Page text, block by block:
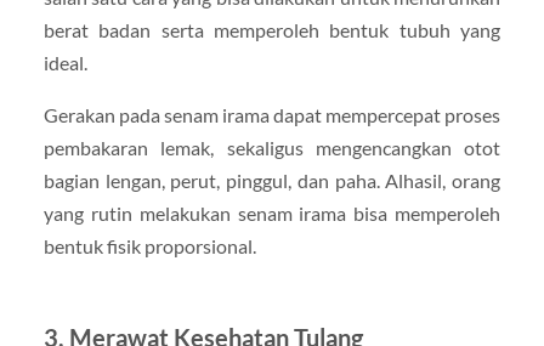
berat badan serta memperoleh bentuk tubuh yang
ideal.
Gerakan pada senam irama dapat mempercepat proses
pembakaran lemak, sekaligus mengencangkan otot
bagian lengan, perut, pinggul, dan paha. Alhasil, orang
yang rutin melakukan senam irama bisa memperoleh
bentuk fisik proporsional.
3. Merawat Kesehatan Tulang